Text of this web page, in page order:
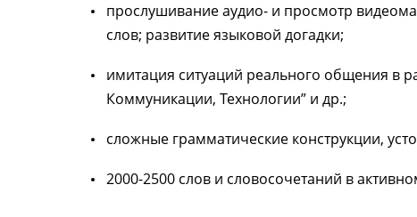
прослушивание аудио- и просмотр
слов; развитие языковой догадки;
имитация ситуаций реального общения в
Коммуникации, Технологии” и др.;
сложные грамматические конструкции,
2000-2500 слов и словосочетаний в